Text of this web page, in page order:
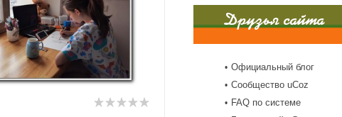
Друзья сайта
Официальный блог
Сообщество uCoz
FAQ по системе